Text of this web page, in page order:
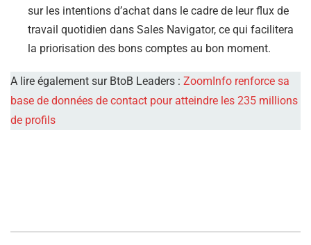
sur les intentions d’achat dans le cadre de leur flux de
travail quotidien dans Sales Navigator, ce qui facilitera
la priorisation des bons comptes au bon moment.
A lire également sur BtoB Leaders : ZoomInfo renforce sa
base de données de contact pour atteindre les 235 millions
de profils